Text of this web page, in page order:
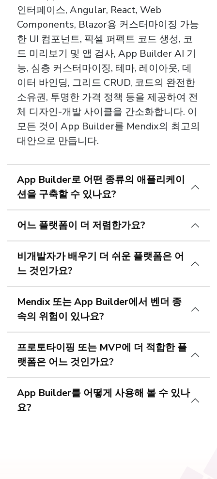
인터페이스, Angular, React, Web
Components, Blazor용 커스터마이징 가능
한 UI 컴포넌트, 픽셀 퍼펙트 코드 생성, 코
드 미리보기 및 앱 검사, App Builder AI 기
능, 심층 커스터마이징, 테마, 레이아웃, 데
이터 바인딩, 그리드 CRUD, 코드의 완전한
소유권, 투명한 가격 정책 등을 제공하여 전
체 디자인-개발 사이클을 간소화합니다. 이
모든 것이 App Builder를 Mendix의 최고의
대안으로 만듭니다.
App Builder로 어떤 종류의 애플리케이
션을 구축할 수 있나요?
어느 플랫폼이 더 저렴한가요?
비개발자가 배우기 더 쉬운 플랫폼은 어
느 것인가요?
Mendix 또는 App Builder에서 벤더 종
속의 위험이 있나요?
프로토타이핑 또는 MVP에 더 적합한 플
랫폼은 어느 것인가요?
App Builder를 어떻게 사용해 볼 수 있나
요?